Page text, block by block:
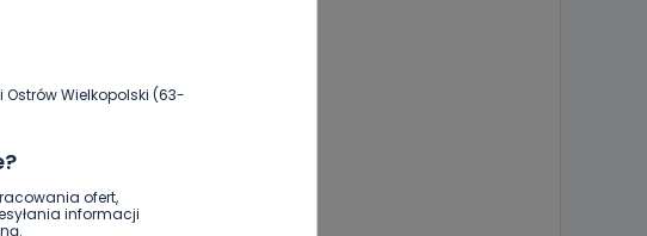
Wielkopolski (63-
ofert,
informacji